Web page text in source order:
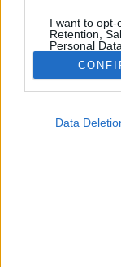
I want to opt-
Retention,
Personal
Purposes for
Opted Out
Data